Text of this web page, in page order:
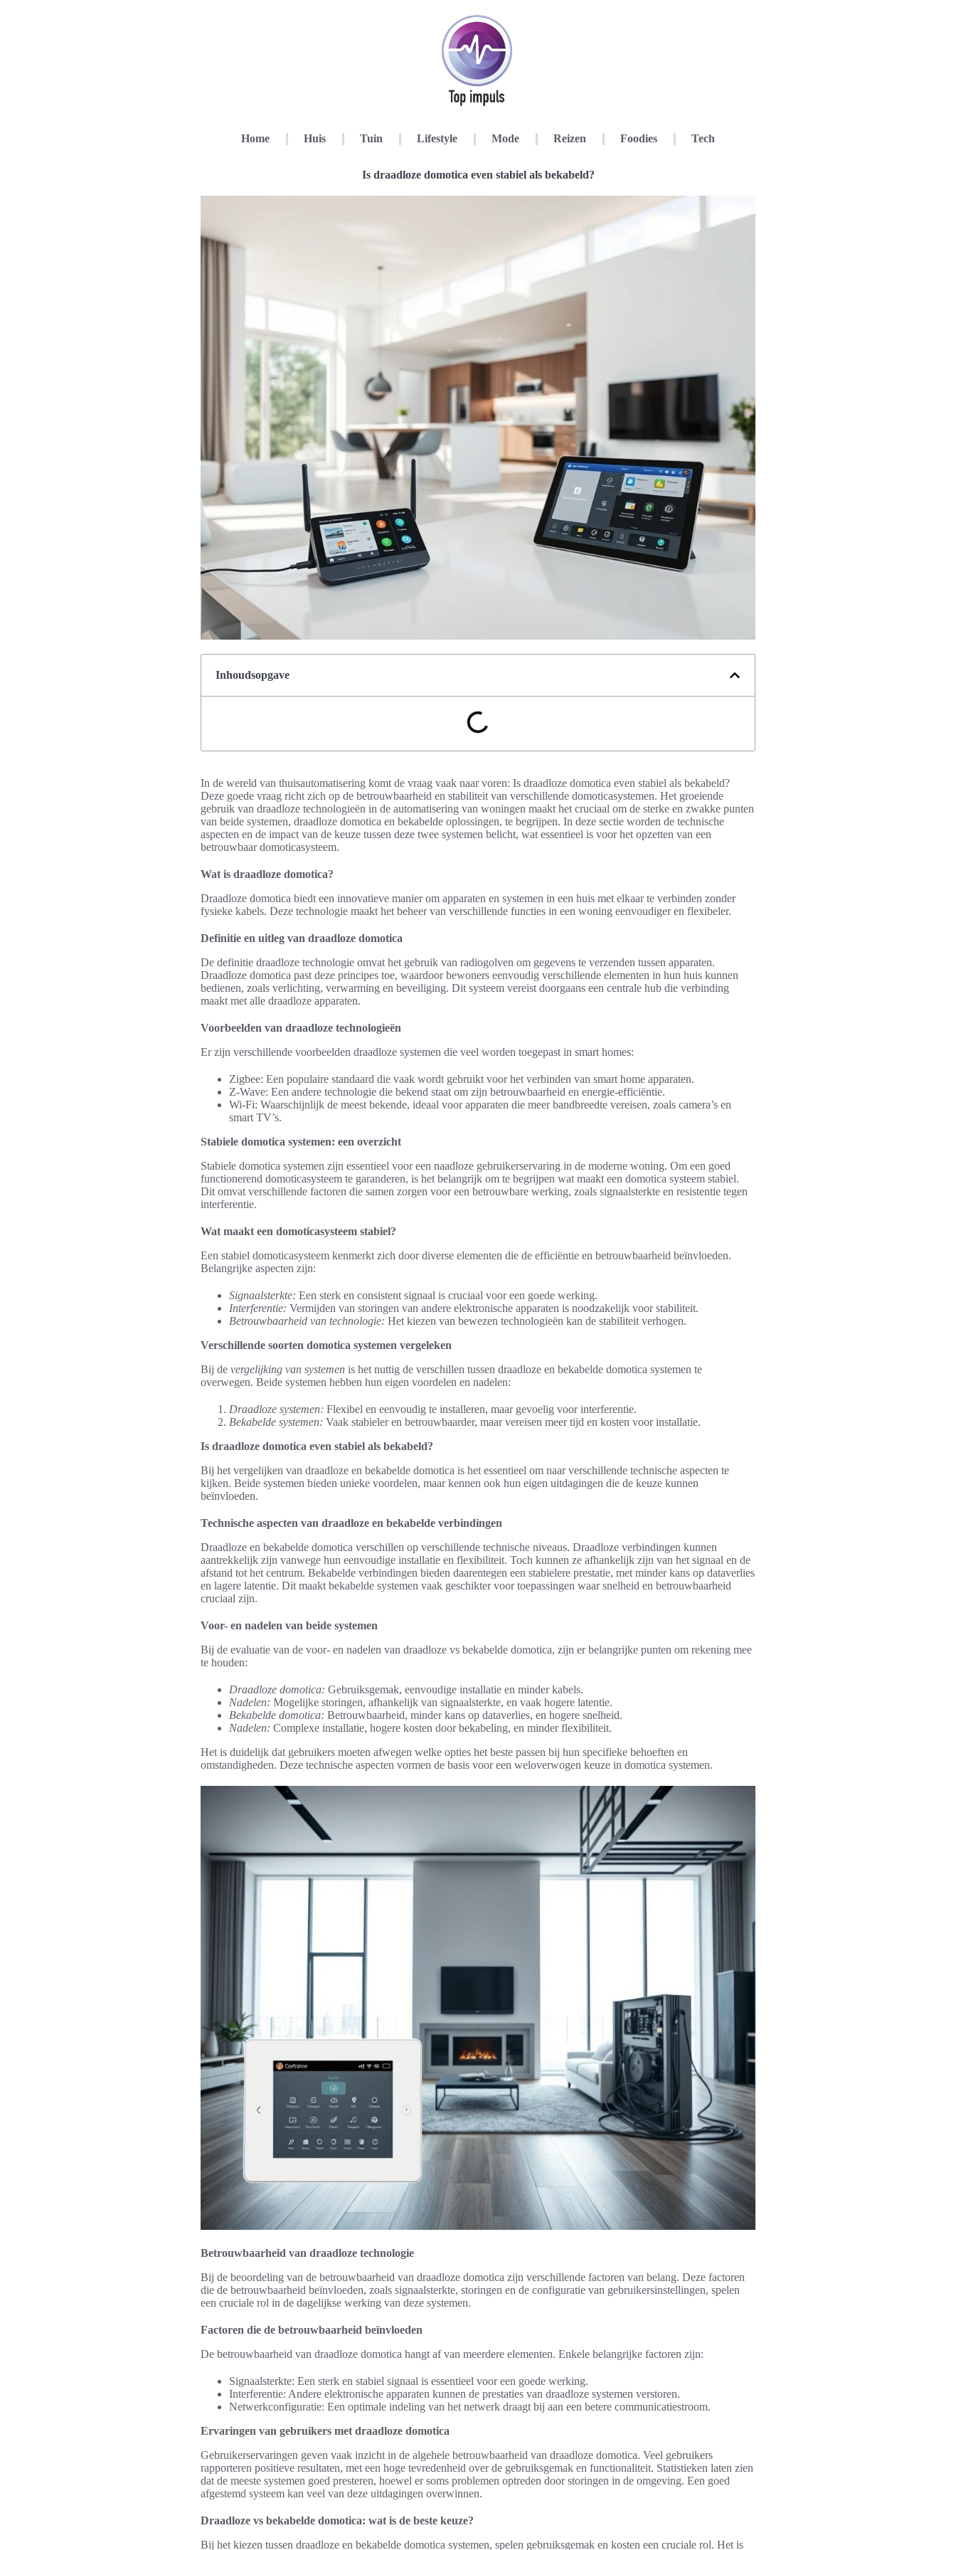
Home Huis Tuin Lifestyle Mode Reizen Foodies Tech
Is draadloze domotica even stabiel als bekabeld?
Inhoudsopgave
In de wereld van thuisautomatisering komt de vraag vaak naar voren: Is draadloze domotica even stabiel als bekabeld?
Deze goede vraag richt zich op de betrouwbaarheid en stabiliteit van verschillende domoticasystemen. Het groeiende
gebruik van draadloze technologieën in de automatisering van woningen maakt het cruciaal om de sterke en zwakke punten
van beide systemen, draadloze domotica en bekabelde oplossingen, te begrijpen. In deze sectie worden de technische
aspecten en de impact van de keuze tussen deze twee systemen belicht, wat essentieel is voor het opzetten van een
betrouwbaar domoticasysteem.
Wat is draadloze domotica?
Draadloze domotica biedt een innovatieve manier om apparaten en systemen in een huis met elkaar te verbinden zonder
fysieke kabels. Deze technologie maakt het beheer van verschillende functies in een woning eenvoudiger en flexibeler.
Definitie en uitleg van draadloze domotica
De definitie draadloze technologie omvat het gebruik van radiogolven om gegevens te verzenden tussen apparaten.
Draadloze domotica past deze principes toe, waardoor bewoners eenvoudig verschillende elementen in hun huis kunnen
bedienen, zoals verlichting, verwarming en beveiliging. Dit systeem vereist doorgaans een centrale hub die verbinding
maakt met alle draadloze apparaten.
Voorbeelden van draadloze technologieën
Er zijn verschillende voorbeelden draadloze systemen die veel worden toegepast in smart homes:
Zigbee: Een populaire standaard die vaak wordt gebruikt voor het verbinden van smart home apparaten.
Z-Wave: Een andere technologie die bekend staat om zijn betrouwbaarheid en energie-efficiëntie.
Wi-Fi: Waarschijnlijk de meest bekende, ideaal voor apparaten die meer bandbreedte vereisen, zoals camera’s en
smart TV’s.
Stabiele domotica systemen: een overzicht
Stabiele domotica systemen zijn essentieel voor een naadloze gebruikerservaring in de moderne woning. Om een goed
functionerend domoticasysteem te garanderen, is het belangrijk om te begrijpen wat maakt een domotica systeem stabiel.
Dit omvat verschillende factoren die samen zorgen voor een betrouwbare werking, zoals signaalsterkte en resistentie tegen
interferentie.
Wat maakt een domoticasysteem stabiel?
Een stabiel domoticasysteem kenmerkt zich door diverse elementen die de efficiëntie en betrouwbaarheid beïnvloeden.
Belangrijke aspecten zijn:
Signaalsterkte: Een sterk en consistent signaal is cruciaal voor een goede werking.
Interferentie: Vermijden van storingen van andere elektronische apparaten is noodzakelijk voor stabiliteit.
Betrouwbaarheid van technologie: Het kiezen van bewezen technologieën kan de stabiliteit verhogen.
Verschillende soorten domotica systemen vergeleken
Bij de vergelijking van systemen is het nuttig de verschillen tussen draadloze en bekabelde domotica systemen te
overwegen. Beide systemen hebben hun eigen voordelen en nadelen:
Draadloze systemen: Flexibel en eenvoudig te installeren, maar gevoelig voor interferentie.
Bekabelde systemen: Vaak stabieler en betrouwbaarder, maar vereisen meer tijd en kosten voor installatie.
Is draadloze domotica even stabiel als bekabeld?
Bij het vergelijken van draadloze en bekabelde domotica is het essentieel om naar verschillende technische aspecten te
kijken. Beide systemen bieden unieke voordelen, maar kennen ook hun eigen uitdagingen die de keuze kunnen
beïnvloeden.
Technische aspecten van draadloze en bekabelde verbindingen
Draadloze en bekabelde domotica verschillen op verschillende technische niveaus. Draadloze verbindingen kunnen
aantrekkelijk zijn vanwege hun eenvoudige installatie en flexibiliteit. Toch kunnen ze afhankelijk zijn van het signaal en de
afstand tot het centrum. Bekabelde verbindingen bieden daarentegen een stabielere prestatie, met minder kans op dataverlies
en lagere latentie. Dit maakt bekabelde systemen vaak geschikter voor toepassingen waar snelheid en betrouwbaarheid
cruciaal zijn.
Voor- en nadelen van beide systemen
Bij de evaluatie van de voor- en nadelen van draadloze vs bekabelde domotica, zijn er belangrijke punten om rekening mee
te houden:
Draadloze domotica: Gebruiksgemak, eenvoudige installatie en minder kabels.
Nadelen: Mogelijke storingen, afhankelijk van signaalsterkte, en vaak hogere latentie.
Bekabelde domotica: Betrouwbaarheid, minder kans op dataverlies, en hogere snelheid.
Nadelen: Complexe installatie, hogere kosten door bekabeling, en minder flexibiliteit.
Het is duidelijk dat gebruikers moeten afwegen welke opties het beste passen bij hun specifieke behoeften en
omstandigheden. Deze technische aspecten vormen de basis voor een weloverwogen keuze in domotica systemen.
Betrouwbaarheid van draadloze technologie
Bij de beoordeling van de betrouwbaarheid van draadloze domotica zijn verschillende factoren van belang. Deze factoren
die de betrouwbaarheid beïnvloeden, zoals signaalsterkte, storingen en de configuratie van gebruikersinstellingen, spelen
een cruciale rol in de dagelijkse werking van deze systemen.
Factoren die de betrouwbaarheid beïnvloeden
De betrouwbaarheid van draadloze domotica hangt af van meerdere elementen. Enkele belangrijke factoren zijn:
Signaalsterkte: Een sterk en stabiel signaal is essentieel voor een goede werking.
Interferentie: Andere elektronische apparaten kunnen de prestaties van draadloze systemen verstoren.
Netwerkconfiguratie: Een optimale indeling van het netwerk draagt bij aan een betere communicatiestroom.
Ervaringen van gebruikers met draadloze domotica
Gebruikerservaringen geven vaak inzicht in de algehele betrouwbaarheid van draadloze domotica. Veel gebruikers
rapporteren positieve resultaten, met een hoge tevredenheid over de gebruiksgemak en functionaliteit. Statistieken laten zien
dat de meeste systemen goed presteren, hoewel er soms problemen optreden door storingen in de omgeving. Een goed
afgestemd systeem kan veel van deze uitdagingen overwinnen.
Draadloze vs bekabelde domotica: wat is de beste keuze?
Bij het kiezen tussen draadloze en bekabelde domotica systemen, spelen gebruiksgemak en kosten een cruciale rol. Het is